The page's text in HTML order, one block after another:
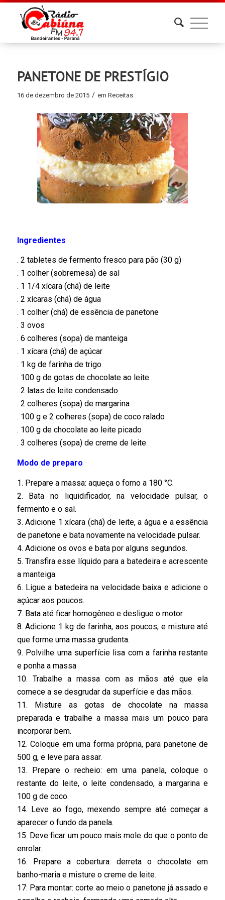
PANETONE DE PRESTÍGIO
16 de dezembro de 2015 / em Receitas
Ingredientes
. 2 tabletes de fermento fresco para pão (30 g)
. 1 colher (sobremesa) de sal
. 1 1/4 xícara (chá) de leite
. 2 xícaras (chá) de água
. 1 colher (chá) de essência de panetone
. 3 ovos
. 6 colheres (sopa) de manteiga
. 1 xícara (chá) de açúcar
. 1 kg de farinha de trigo
. 100 g de gotas de chocolate ao leite
. 2 latas de leite condensado
. 2 colheres (sopa) de margarina
. 100 g e 2 colheres (sopa) de coco ralado
. 100 g de chocolate ao leite picado
. 3 colheres (sopa) de creme de leite
Modo de preparo
1. Prepare a massa: aqueça o forno a 180 °C.
2. Bata no liquidificador, na velocidade pulsar, o
fermento e o sal.
3. Adicione 1 xícara (chá) de leite, a água e a essência
de panetone e bata novamente na velocidade pulsar.
4. Adicione os ovos e bata por alguns segundos.
5. Transfira esse líquido para a batedeira e acrescente
a manteiga.
6. Ligue a batedeira na velocidade baixa e adicione o
açúcar aos poucos.
7. Bata até ficar homogêneo e desligue o motor.
8. Adicione 1 kg de farinha, aos poucos, e misture até
que forme uma massa grudenta.
9. Polvilhe uma superfície lisa com a farinha restante
e ponha a massa
10. Trabalhe a massa com as mãos até que ela
comece a se desgrudar da superfície e das mãos.
11. Misture as gotas de chocolate na massa
preparada e trabalhe a massa mais um pouco para
incorporar bem.
12. Coloque em uma forma própria, para panetone de
500 g, e leve para assar.
13. Prepare o recheio: em uma panela, coloque o
restante do leite, o leite condensado, a margarina e
100 g de coco.
14. Leve ao fogo, mexendo sempre até começar a
aparecer o fundo da panela.
15. Deve ficar um pouco mais mole do que o ponto de
enrolar.
16. Prepare a cobertura: derreta o chocolate em
banho-maria e misture o creme de leite.
17: Para montar: corte ao meio o panetone já assado e